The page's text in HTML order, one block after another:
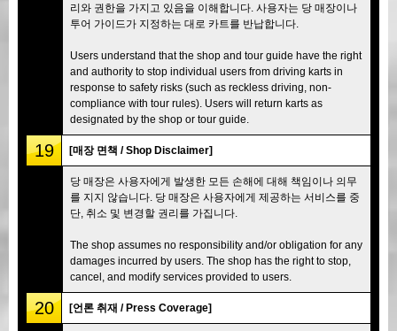
리와 권한을 가지고 있음을 이해합니다. 사용자는 당 매장이나
투어 가이드가 지정하는 대로 카트를 반납합니다.
Users understand that the shop and tour guide have the right
and authority to stop individual users from driving karts in
response to safety risks (such as reckless driving, non-
compliance with tour rules). Users will return karts as
designated by the shop or tour guide.
19 [매장 면책 / Shop Disclaimer]
당 매장은 사용자에게 발생한 모든 손해에 대해 책임이나 의무
를 지지 않습니다. 당 매장은 사용자에게 제공하는 서비스를 중
단, 취소 및 변경할 권리를 가집니다.
The shop assumes no responsibility and/or obligation for any
damages incurred by users. The shop has the right to stop,
cancel, and modify services provided to users.
20 [언론 취재 / Press Coverage]